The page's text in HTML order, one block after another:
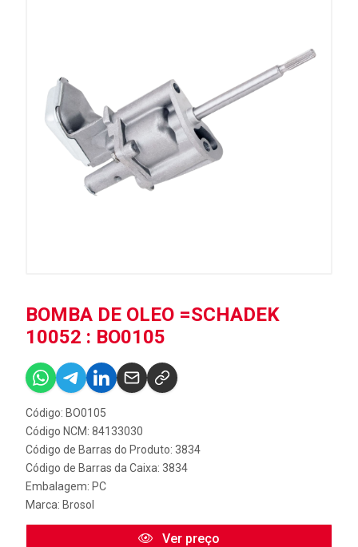
BOMBA DE OLEO =SCHADEK
10052 : BO0105
Código: BO0105
Código NCM: 84133030
Código de Barras do Produto: 3834
Código de Barras da Caixa: 3834
Embalagem: PC
Marca: Brosol
Ver preço